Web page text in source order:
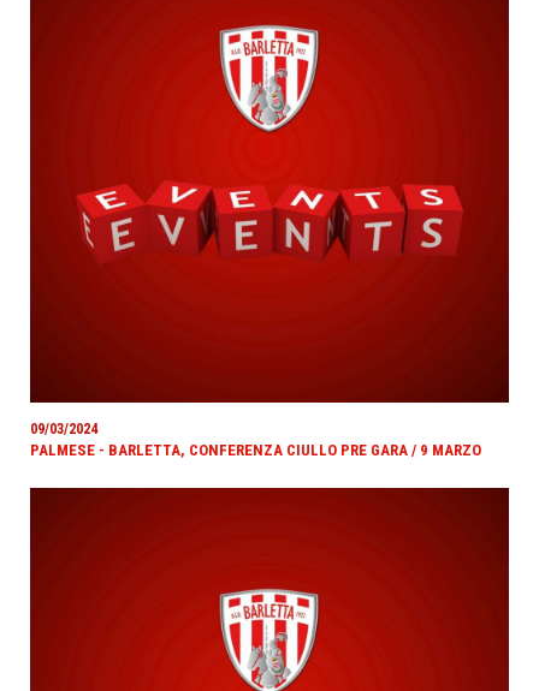
09/03/2024
PALMESE - BARLETTA, CONFERENZA CIULLO PRE GARA / 9 MARZO